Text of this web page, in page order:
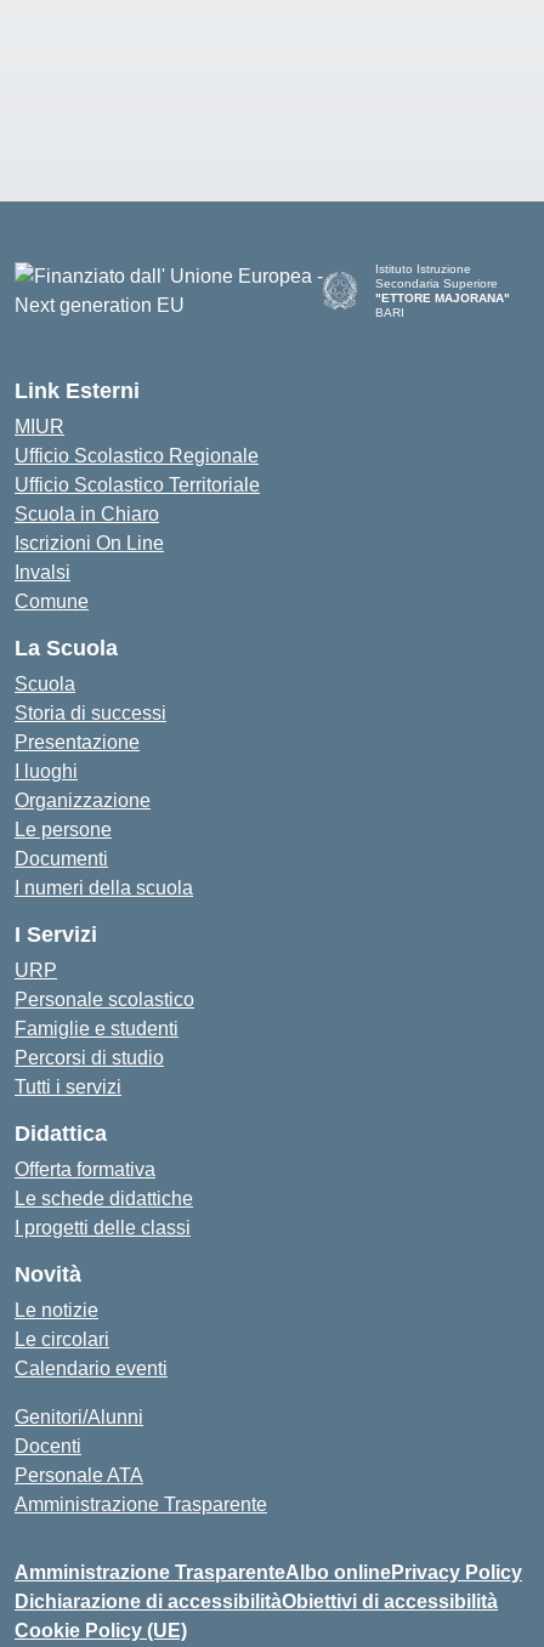
Istituto Istruzione
Secondaria Superiore
"ETTORE MAJORANA"
BARI
Link Esterni
MIUR
Ufficio Scolastico Regionale
Ufficio Scolastico Territoriale
Scuola in Chiaro
Iscrizioni On Line
Invalsi
Comune
La Scuola
Scuola
Storia di successi
Presentazione
I luoghi
Organizzazione
Le persone
Documenti
I numeri della scuola
I Servizi
URP
Personale scolastico
Famiglie e studenti
Percorsi di studio
Tutti i servizi
Didattica
Offerta formativa
Le schede didattiche
I progetti delle classi
Novità
Le notizie
Le circolari
Calendario eventi
Genitori/Alunni
Docenti
Personale ATA
Amministrazione Trasparente
Amministrazione TrasparenteAlbo onlinePrivacy Policy
Dichiarazione di accessibilitàObiettivi di accessibilità
Cookie Policy (UE)